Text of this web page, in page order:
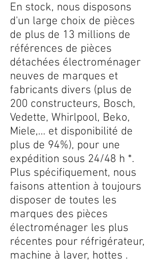
En stock, nous disposons
d'un large choix de pièces
de plus de 13 millions de
références de pièces
détachées électroménager
neuves de marques et
fabricants divers (plus de
200 constructeurs, Bosch,
Vedette, Whirlpool, Beko,
Miele,... et disponibilité de
plus de 94%), pour une
expédition sous 24/48 h *.
Plus spécifiquement, nous
faisons attention à toujours
disposer de toutes les
marques des pièces
électroménager les plus
récentes pour réfrigérateur,
machine à laver, hottes .